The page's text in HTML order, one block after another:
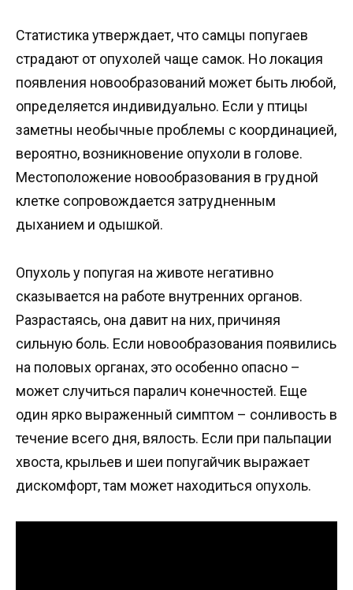
Статистика утверждает, что самцы попугаев
страдают от опухолей чаще самок. Но локация
появления новообразований может быть любой,
определяется индивидуально. Если у птицы
заметны необычные проблемы с координацией,
вероятно, возникновение опухоли в голове.
Местоположение новообразования в грудной
клетке сопровождается затрудненным
дыханием и одышкой.
Опухоль у попугая на животе негативно
сказывается на работе внутренних органов.
Разрастаясь, она давит на них, причиняя
сильную боль. Если новообразования появились
на половых органах, это особенно опасно –
может случиться паралич конечностей. Еще
один ярко выраженный симптом – сонливость в
течение всего дня, вялость. Если при пальпации
хвоста, крыльев и шеи попугайчик выражает
дискомфорт, там может находиться опухоль.